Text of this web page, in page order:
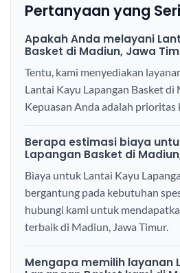
Pertanyaan yang
Apakah Anda melayani
Basket di Madiun, Jawa
Tentu, kami menyediakan
Lantai Kayu Lapangan Basket di
Kepuasan Anda adalah prioritas
Berapa estimasi biaya
Lapangan Basket di
Biaya untuk Lantai Kayu
bergantung pada kebutuhan
hubungi kami untuk
terbaik di Madiun, Jawa Timur.
Mengapa memilih layanan